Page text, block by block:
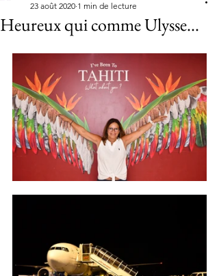
Heureux qui comme Ulysse...
23 août 2020 1 min de lecture